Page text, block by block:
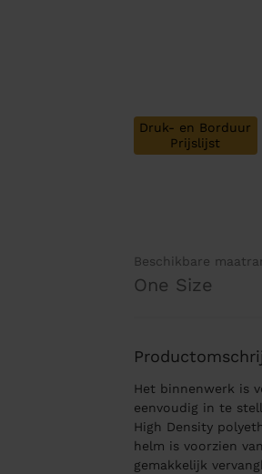
Druk- en Borduur
Prijslijst
Beschikbare
One Size
Het binnenwerk is
eenvoudig in te
High Density
helm is voorzien
gemakkelijk